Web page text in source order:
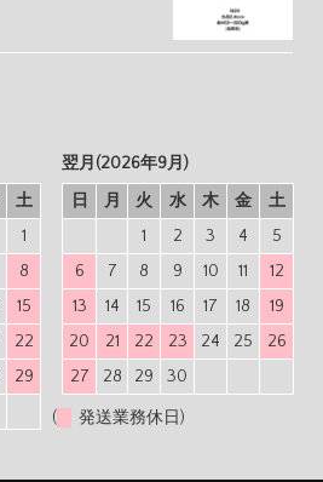
土
1
8
15
22
29
翌月(2026年9月)
日
月 火 水 木 金
土
1
2 3 4
5
6
7 8 9 10 11
12
13
14 15 16 17 18
19
20
21 22 23 24 25
26
27
28 29 30
( 発送業務休日)